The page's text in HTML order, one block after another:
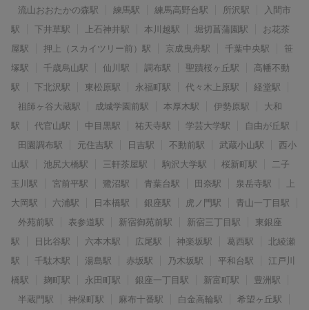
流山おおたかの森駅
練馬駅 練馬高野台駅 所沢駅
入間市
駅
下井草駅 上石神井駅 本川越駅 堀切菖蒲園駅
お花茶
屋駅
押上（スカイツリー前）駅 京成曳舟駅 千葉中央駅
笹
塚駅
千歳烏山駅 仙川駅 調布駅 聖蹟桜ヶ丘駅
高幡不動
駅
下北沢駅 東松原駅 永福町駅 代々木上原駅
経堂駅
祖師ヶ谷大蔵駅
成城学園前駅 本厚木駅 伊勢原駅
大和
駅
代官山駅 中目黒駅 祐天寺駅 学芸大学駅
自由が丘駅
田園調布駅
元住吉駅 日吉駅 不動前駅 武蔵小山駅
西小
山駅
池尻大橋駅 三軒茶屋駅 駒沢大学駅 桜新町駅
二子
玉川駅
宮前平駅 鷺沼駅 青葉台駅 田奈駅 泉岳寺駅
上
大岡駅
六浦駅 日本橋駅 銀座駅 虎ノ門駅
青山一丁目駅
外苑前駅
表参道駅 新宿御苑前駅 新宿三丁目駅
東銀座
駅
日比谷駅 六本木駅 広尾駅 神楽坂駅 葛西駅
北綾瀬
駅
千駄木駅 湯島駅 赤坂駅 乃木坂駅 平和台駅
江戸川
橋駅
麹町駅 永田町駅 銀座一丁目駅 新富町駅
豊洲駅
半蔵門駅
神保町駅 麻布十番駅 白金高輪駅
希望ヶ丘駅